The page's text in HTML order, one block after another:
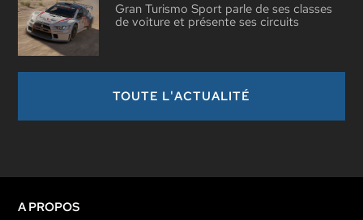
Gran Turismo Sport parle de ses classes
de voiture et présente ses circuits
TOUTE L'ACTUALITÉ
A PROPOS